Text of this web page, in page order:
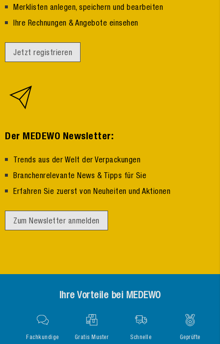
Merklisten anlegen, speichern und bearbeiten
Ihre Rechnungen & Angebote einsehen
Jetzt registrieren
Der MEDEWO Newsletter:
Trends aus der Welt der Verpackungen
Branchenrelevante News & Tipps für Sie
Erfahren Sie zuerst von Neuheiten und Aktionen
Zum Newsletter anmelden
Ihre Vorteile bei MEDEWO
Fachkundige
Gratis Muster
Schnelle
Geprüfte